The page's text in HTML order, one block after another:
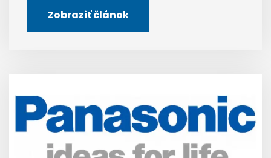
Zobraziť článok